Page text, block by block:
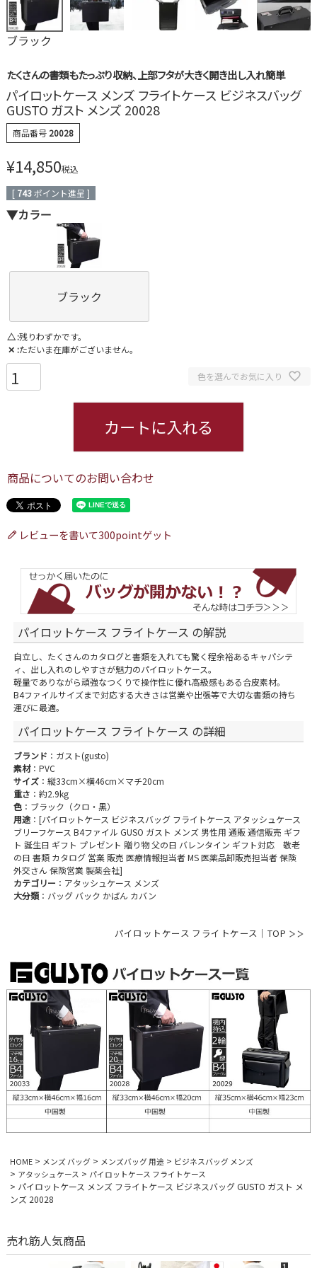
ブラック
たくさんの書類もたっぷり収納、上部フタが大きく開き出し入れ簡単
パイロットケース メンズ フライトケース ビジネスバッグ
GUSTO ガスト メンズ 20028
商品番号 20028
¥14,850税込
[ 743ポイント進呈 ]
▼カラー
ブラック
△ 残りわずかです。
✕ ただいま在庫がございません。
色を選んでお気に入り
カートに入れる
商品についてのお問い合わせ
レビューを書いて300pointゲット
パイロットケース フライトケース の解説
自立し、たくさんのカタログと書類を入れても驚く程余裕あるキャパシテ
ィ、出し入れのしやすさが魅力のパイロットケース。
軽量でありながら頑強なつくりで操作性に優れ高級感もある合皮素材。
B4ファイルサイズまで対応する大きさは営業や出張等で大切な書類の持ち
運びに最適。
パイロットケース フライトケース の詳細
ブランド ：ガスト(gusto)
素材：PVC
サイズ：縦33cm×横46cm×マチ20cm
重さ ：約2.9kg
色：ブラック（クロ・黒）
用途：[パイロットケース ビジネスバッグ フライトケース アタッシュケース
ブリーフケース B4ファイル GUSO ガスト メンズ 男性用 通販 通信販売 ギフ
ト 誕生日 ギフト プレゼント 贈り物 父の日 バレンタイン ギフト対応 敬老
の日 書類 カタログ 営業 販売 医療情報担当者 MS 医薬品卸販売担当者 保険
外交さん 保険営業 製薬会社]
カテゴリー ：アタッシュケース メンズ
大分類：バッグ バック かばん カバン
パイロットケース フライトケース｜TOP
HOME メンズ バッグ メンズバッグ 用途
ビジネスバッグ メンズ
アタッシュケース
パイロットケース フライトケース
パイロットケース メンズ フライトケース ビジネスバッグ GUSTO ガスト メ
ンズ 20028
売れ筋人気商品